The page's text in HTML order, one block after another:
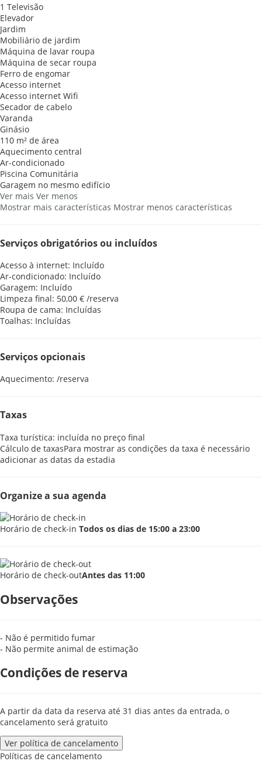
1 Televisão
Elevador
Jardim
Mobiliário de jardim
Máquina de lavar roupa
Máquina de secar roupa
Ferro de engomar
Acesso internet
Acesso internet Wifi
Secador de cabelo
Varanda
Ginásio
110 m² de área
Aquecimento central
Ar-condicionado
Piscina Comunitária
Garagem no mesmo edifício
Ver mais Ver menos
Mostrar mais características Mostrar menos características
Serviços obrigatórios ou incluídos
Acesso à internet: Incluído
Ar-condicionado: Incluído
Garagem: Incluído
Limpeza final: 50,00 € /reserva
Roupa de cama: Incluídas
Toalhas: Incluídas
Serviços opcionais
Aquecimento: /reserva
Taxas
Taxa turística: incluída no preço final
Cálculo de taxasPara mostrar as condições da taxa é necessário
adicionar as datas da estadia
Organize a sua agenda
Horário de check-in Todos os dias de 15:00 a 23:00
Horário de check-outAntes das 11:00
Observações
- Não é permitido fumar
- Não permite animal de estimação
Condições de reserva
A partir da data da reserva até 31 dias antes da entrada, o
cancelamento será gratuito
Ver política de cancelamento
Políticas de cancelamento